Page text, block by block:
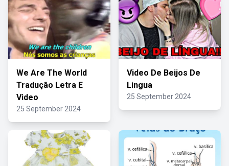
We Are The World
Tradução Letra E
Video
25 September 2024
Video De Beijos De
Lingua
25 September 2024